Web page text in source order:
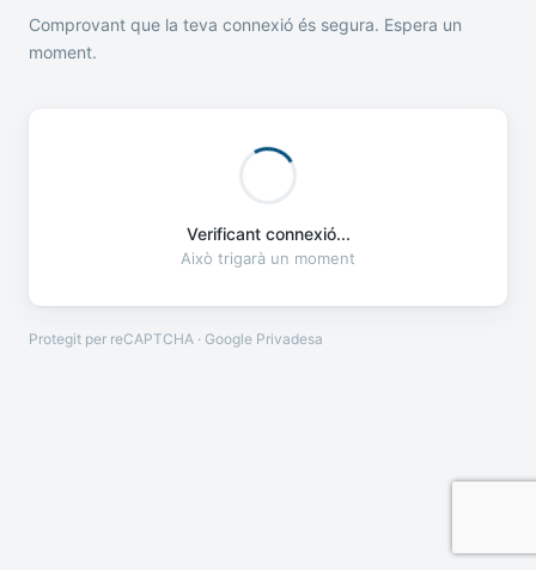
Comprovant que la teva connexió és segura. Espera un
moment.
Verificant connexió...
Això trigarà un moment
Protegit per reCAPTCHA · Google Privadesa